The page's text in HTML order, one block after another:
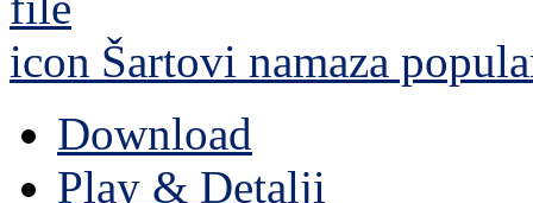
Šartovi namaza
Download
Play & Detalji